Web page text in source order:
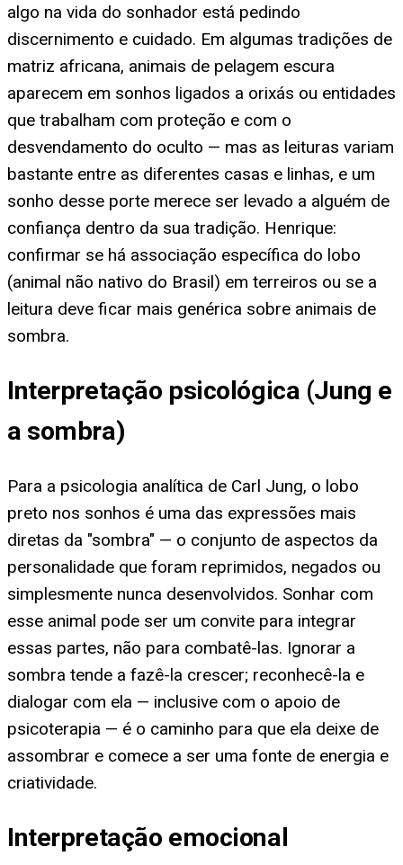
algo na vida do sonhador está pedindo
discernimento e cuidado. Em algumas tradições de
matriz africana, animais de pelagem escura
aparecem em sonhos ligados a orixás ou entidades
que trabalham com proteção e com o
desvendamento do oculto — mas as leituras variam
bastante entre as diferentes casas e linhas, e um
sonho desse porte merece ser levado a alguém de
confiança dentro da sua tradição. Henrique:
confirmar se há associação específica do lobo
(animal não nativo do Brasil) em terreiros ou se a
leitura deve ficar mais genérica sobre animais de
sombra.
Interpretação psicológica (Jung e
a sombra)
Para a psicologia analítica de Carl Jung, o lobo
preto nos sonhos é uma das expressões mais
diretas da "sombra" — o conjunto de aspectos da
personalidade que foram reprimidos, negados ou
simplesmente nunca desenvolvidos. Sonhar com
esse animal pode ser um convite para integrar
essas partes, não para combatê-las. Ignorar a
sombra tende a fazê-la crescer; reconhecê-la e
dialogar com ela — inclusive com o apoio de
psicoterapia — é o caminho para que ela deixe de
assombrar e comece a ser uma fonte de energia e
criatividade.
Interpretação emocional